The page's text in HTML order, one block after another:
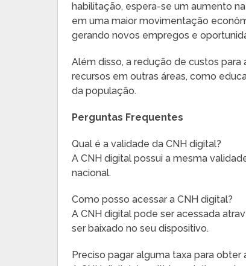
habilitação, espera-se um aumento
em uma maior movimentação
gerando novos empregos e
Além disso, a redução de custos
recursos em outras áreas, como
da população.
Perguntas Frequentes
Qual é a validade da CNH digital?
A CNH digital possui a mesma
nacional.
Como posso acessar a CNH digital?
A CNH digital pode ser acessada
ser baixado no seu dispositivo.
Preciso pagar alguma taxa para obter